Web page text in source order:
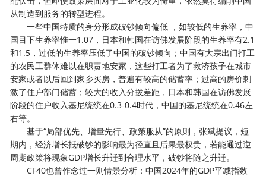
从制造到服务的转型进程。
一些中国特质的身分形成破钞倾向偏低 ，如较低的生养率，中
国目下生养率惟一1.07，日本和韩国在访佛发展阶段的生养率有2.1
和1.5，过低的生养率压低了中国的破钞倾向；中国有大宗出门打工
的农民工群体难以在职责地安家，这些打工者为了救济孩子在城市
安家或者以后回到家乡买房，普遍有较高的储蓄率；过高的房价刺
激了住户部门储蓄；较大的收入分拨差距，日本和韩国在访佛发展
阶段的住户收入基尼统统在0.3-0.4时代，中国的基尼统统在0.46左
右等。
基于“局部优先、增量先行、政策服从”的原则，张斌提议，短
期内，经济增长抵破钞的影响最为径直且后果最权贵，若能通过逆
周期政策将现象GDP增长升迁到合理水平，破钞将随之升迁。
CF40也曾作念过一则情景分析：中国2024年的GDP平减指数